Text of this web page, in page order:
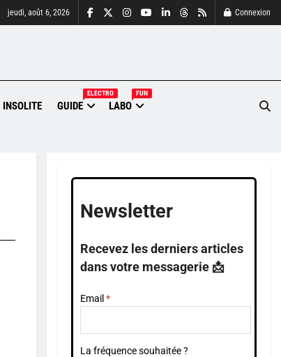
jeudi, août 6, 2026 Connexion
INSOLITE GUIDE
ELECTRO
LABO
FUN
Newsletter
Recevez les derniers articles
dans votre messagerie 📩
Email
La fréquence souhaitée ?